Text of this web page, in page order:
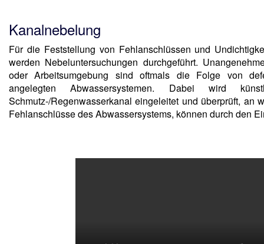
Kanalnebelung
Für die Feststellung von Fehlanschlüssen und
werden Nebeluntersuchungen durchgeführt.
oder Arbeitsumgebung sind oftmals die Folge von
angelegten Abwassersystemen. Dabei wird
Schmutz-/Regenwasserkanal eingeleitet und überprüft, an
Fehlanschlüsse des Abwassersystems, können durch den